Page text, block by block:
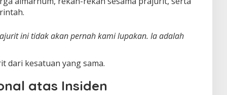
ini tidak akan pernah kami lupakan. Ia adalah
dari kesatuan yang sama.
atas Insiden